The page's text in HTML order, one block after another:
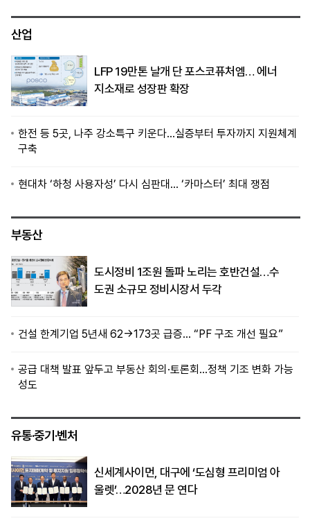
산업
LFP 19만톤 날개 단 포스코퓨처엠… 에너
지소재로 성장판 확장
한전 등 5곳, 나주 강소특구 키운다…실증부터 투자까지 지원체계
구축
현대차 ‘하청 사용자성’ 다시 심판대… ‘카마스터’ 최대 쟁점
부동산
도시정비 1조원 돌파 노리는 호반건설…수
도권 소규모 정비시장서 두각
건설 한계기업 5년새 62→173곳 급증… “PF 구조 개선 필요”
공급 대책 발표 앞두고 부동산 회의·토론회…정책 기조 변화 가능
성도
유통·중기·벤처
신세계사이먼, 대구에 ‘도심형 프리미엄 아
울렛’…2028년 문 연다